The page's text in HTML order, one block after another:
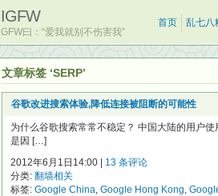
IGFW
GFW曰：“爱我就别不伤害我”
首页 乱七八
文章标签 ‘SERP’
谷歌改进搜索体验,降低连接被阻断的可能性
为什么谷歌搜索常常不稳定？ 中国大陆的用户
是因 […]
2012年6月1日14:00 | 13 条评论
分类: 翻墙相关
标签: Google China, Google Hong Kong,